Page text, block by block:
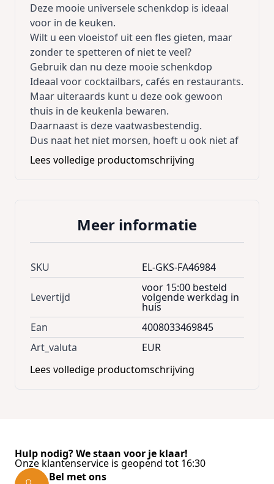
Deze mooie universele schenkdop is ideaal
voor in de keuken.
Wilt u een vloeistof uit een fles gieten, maar
zonder te spetteren of niet te veel?
Gebruik dan nu deze mooie schenkdop
Ideaal voor cocktailbars, cafés en restaurants.
Maar uiteraards kunt u deze ook gewoon
thuis in de keukenla bewaren.
Daarnaast is deze vaatwasbestendig.
Dus naat het niet morsen, hoeft u ook niet af
te wassen
Lees volledige productomschrijving
Meer informatie
SKU EL-GKS-FA46984
Levertijd
voor 15:00 besteld
volgende werkdag in
huis
Ean
4008033469845
Art_valuta
EUR
Lees volledige productomschrijving
Hulp nodig? We staan voor je klaar!
Onze klantenservice is geopend tot 16:30
Bel met ons